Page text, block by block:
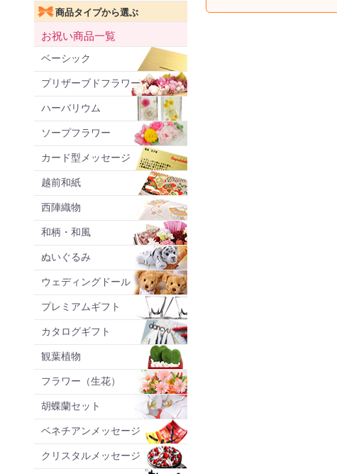
商品タイプから選ぶ
お祝い商品一覧
ベーシック
プリザーブドフラワー
ハーバリウム
ソープフラワー
カード型メッセージ
越前和紙
西陣織物
和柄・和風
ぬいぐるみ
ウェディングドール
プレミアムギフト
カタログギフト
観葉植物
フラワー（生花）
胡蝶蘭セット
ベネチアンメッセージ
クリスタルメッセージ